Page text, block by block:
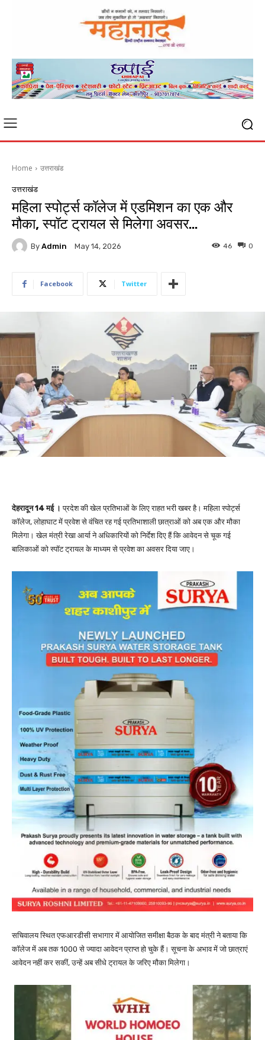
Home उत्तराखंड
उत्तराखंड
महिला स्पोर्ट्स कॉलेज में एडमिशन का एक और
मौका, स्पॉट ट्रायल से मिलेगा अवसर…
By Admin May 14, 2026 0
46
Facebook Twitter
देहरादून 14 मई । प्रदेश की खेल प्रतिभाओं के लिए राहत भरी खबर है। महिला स्पोर्ट्स
कॉलेज, लोहाघाट में प्रवेश से वंचित रह गई प्रतिभाशाली छात्राओं को अब एक और मौका
मिलेगा। खेल मंत्री रेखा आर्या ने अधिकारियों को निर्देश दिए हैं कि आवेदन से चूक गई
बालिकाओं को स्पॉट ट्रायल के माध्यम से प्रवेश का अवसर दिया जाए।
सचिवालय स्थित एफआरडीसी सभागार में आयोजित समीक्षा बैठक के बाद मंत्री ने बताया कि
कॉलेज में अब तक 1000 से ज्यादा आवेदन प्राप्त हो चुके हैं। सूचना के अभाव में जो छात्राएं
आवेदन नहीं कर सकीं, उन्हें अब सीधे ट्रायल के जरिए मौका मिलेगा।